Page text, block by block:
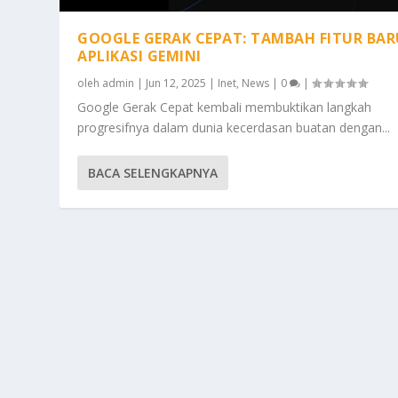
GOOGLE GERAK CEPAT: TAMBAH FITUR
APLIKASI GEMINI
oleh admin | Jun 12, 2025 | Inet, News | 0 |
Google Gerak Cepat kembali membuktikan langkah
progresifnya dalam dunia kecerdasan buatan dengan...
BACA SELENGKAPNYA